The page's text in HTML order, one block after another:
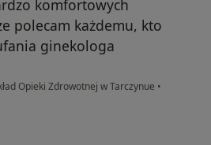
komfortowych
polecam każdemu, kto
ginekologa
Opieki Zdrowotnej w Tarczynue •